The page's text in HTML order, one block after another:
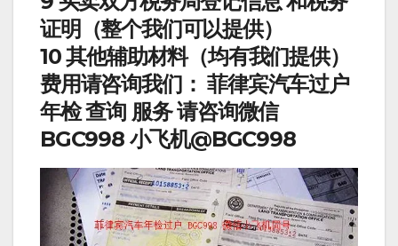
证明（整个我们可以提供）
10 其他辅助材料（均有我们提供）
费用请咨询我们： 菲律宾汽车过户
年检 查询 服务 请咨询微信
BGC998 小飞机@BGC998